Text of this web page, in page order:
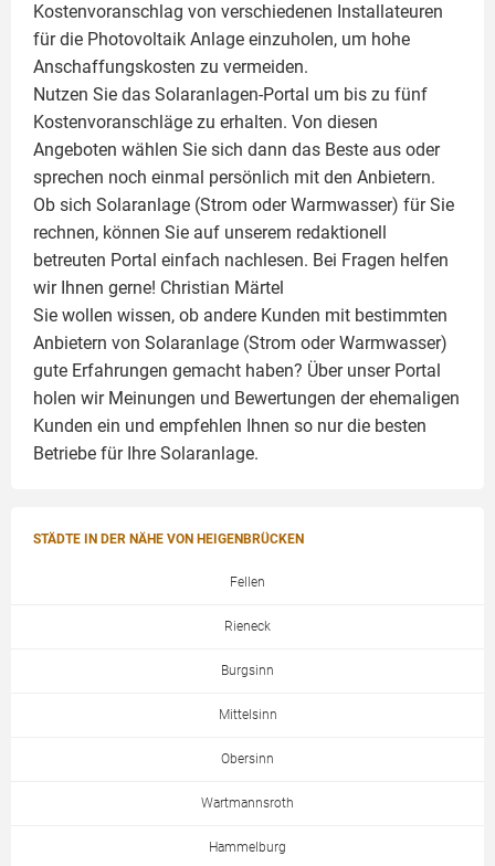
Kostenvoranschlag von verschiedenen Installateuren
für die Photovoltaik Anlage einzuholen, um hohe
Anschaffungskosten zu vermeiden.
Nutzen Sie das Solaranlagen-Portal um bis zu fünf
Kostenvoranschläge zu erhalten. Von diesen
Angeboten wählen Sie sich dann das Beste aus oder
sprechen noch einmal persönlich mit den Anbietern.
Ob sich Solaranlage (Strom oder Warmwasser) für Sie
rechnen, können Sie auf unserem redaktionell
betreuten Portal einfach nachlesen. Bei Fragen helfen
wir Ihnen gerne! Christian Märtel
Sie wollen wissen, ob andere Kunden mit bestimmten
Anbietern von Solaranlage (Strom oder Warmwasser)
gute Erfahrungen gemacht haben? Über unser Portal
holen wir Meinungen und Bewertungen der ehemaligen
Kunden ein und empfehlen Ihnen so nur die besten
Betriebe für Ihre Solaranlage.
STÄDTE IN DER NÄHE VON HEIGENBRÜCKEN
Fellen
Rieneck
Burgsinn
Mittelsinn
Obersinn
Wartmannsroth
Hammelburg